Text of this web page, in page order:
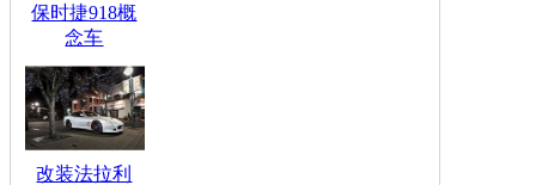
保时捷918概
念车
改装法拉利